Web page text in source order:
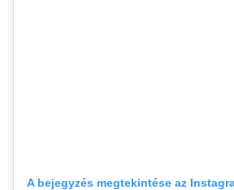
A bejegyzés megtekintése az